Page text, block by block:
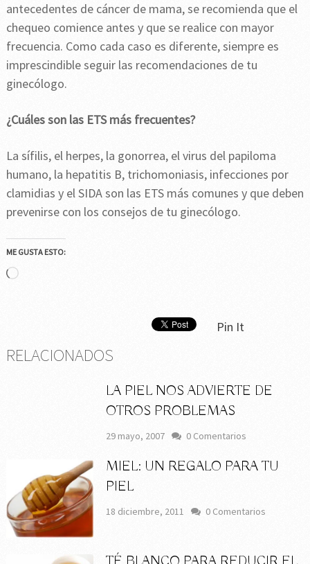
antecedentes de cáncer de mama, se recomienda que el
chequeo comience antes y que se realice con mayor
frecuencia. Como cada caso es diferente, siempre es
imprescindible seguir las recomendaciones de tu
ginecólogo.
¿Cuáles son las ETS más frecuentes?
La sífilis, el herpes, la gonorrea, el virus del papiloma
humano, la hepatitis B, trichomoniasis, infecciones por
clamidias y el SIDA son las ETS más comunes y que deben
prevenirse con los consejos de tu ginecólogo.
ME GUSTA ESTO:
Cargando...
Pin It
RELACIONADOS
LA PIEL NOS ADVIERTE DE
OTROS PROBLEMAS
29 mayo, 2007 0 Comentarios
MIEL: UN REGALO PARA TU
PIEL
18 diciembre, 2011 0 Comentarios